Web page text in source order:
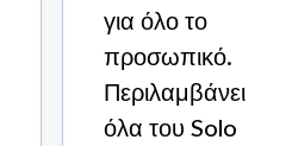
για όλο το
προσωπικό.
Περιλαμβάνει
όλα του Solo